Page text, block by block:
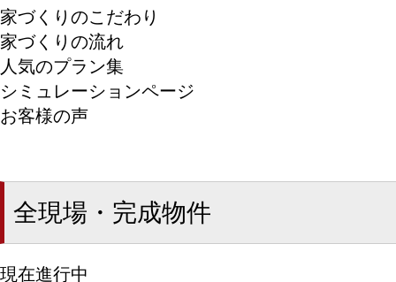
家づくりのこだわり
家づくりの流れ
人気のプラン集
シミュレーションページ
お客様の声
全現場・完成物件
現在進行中